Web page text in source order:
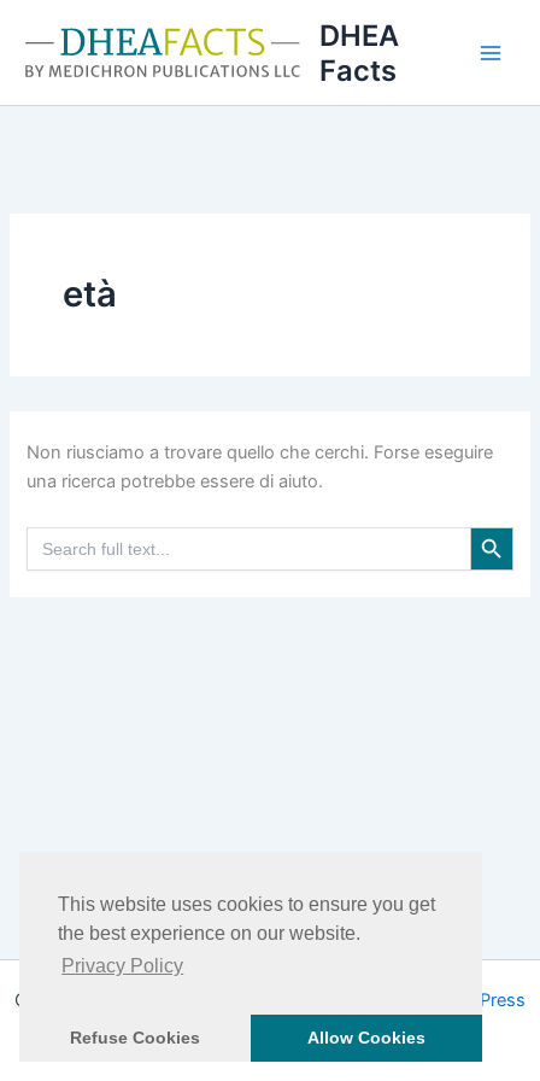
This website uses cookies to ensure you get
the best experience on our website.
Privacy Policy
Refuse Cookies Allow Cookies
contenuto
DHEA
Facts
età
Non riusciamo a trovare quello che cerchi. Forse eseguire
una ricerca potrebbe essere di aiuto.
Search
for:
Search Button
Copyright © 2026 DHEA Facts | Powered by
Tema WordPress